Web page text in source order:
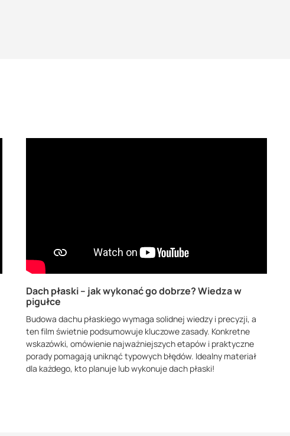
Dach płaski – jak wykonać go dobrze? Wiedza w
pigułce
Budowa dachu płaskiego wymaga solidnej wiedzy i precyzji, a
ten film świetnie podsumowuje kluczowe zasady. Konkretne
wskazówki, omówienie najważniejszych etapów i praktyczne
porady pomagają uniknąć typowych błędów. Idealny materiał
dla każdego, kto planuje lub wykonuje dach płaski!